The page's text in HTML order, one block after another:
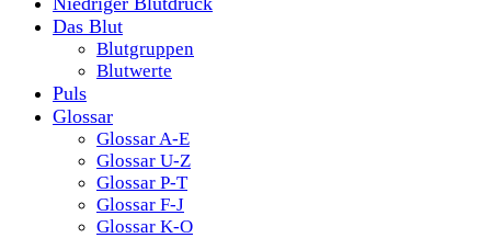
Das Blut
Blutgruppen
Blutwerte
Puls
Glossar
Glossar A-E
Glossar U-Z
Glossar P-T
Glossar F-J
Glossar K-O